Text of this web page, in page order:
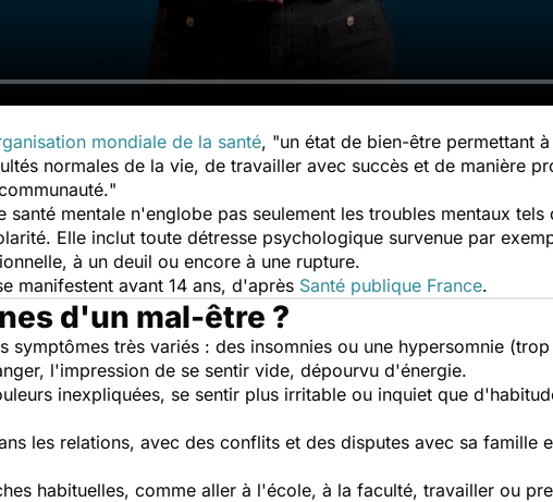
mondiale de la santé, "un état de bien-être permettant
normales de la vie, de travailler avec succès et de manière
"
santé mentale n'englobe pas seulement les troubles mentaux
Elle inclut toute détresse psychologique survenue par
à un deuil ou encore à une rupture.
manifestent avant 14 ans, d'après Santé publique France.
d'un mal-être ?
symptômes très variés : des insomnies ou une hypersomnie
l'impression de se sentir vide, dépourvu d'énergie.
inexpliquées, se sentir plus irritable ou inquiet que
les relations, avec des conflits et des disputes avec sa famille
habituelles, comme aller à l'école, à la faculté, travailler ou